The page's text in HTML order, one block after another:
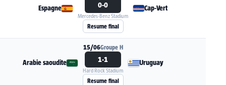
Voir la fiche du match Espagne - Cap-Vert
Espagne 0-0
Mercedes-Benz Stadium
Cap-Vert
Resume final
Voir la fiche du match Arabie saoudite -
15/06Groupe H
Arabie saoudite 1-1
Hard Rock Stadium
Uruguay
Resume final